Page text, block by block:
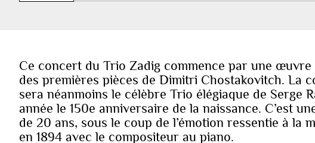
Ce concert du Trio Zadig commence par une œuvre
des premières pièces de Dimitri Chostakovitch. La
sera néanmoins le célèbre Trio élégiaque de Serge
année le 150e anniversaire de la naissance. C’est
de 20 ans, sous le coup de l’émotion ressentie à la
en 1894 avec le compositeur au piano.